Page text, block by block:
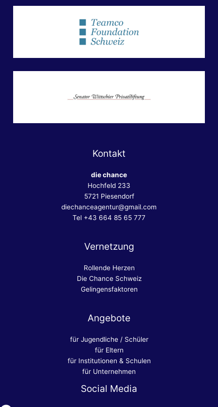
Kontakt
die chance
Hochfeld 233
5721 Piesendorf
diechanceagentur@gmail.com
Tel +43 664 85 65 777
Vernetzung
Rollende Herzen
Die Chance Schweiz
Gelingensfaktoren
Angebote
für Jugendliche / Schüler
für Eltern
für Institutionen & Schulen
für Unternehmen
Social Media